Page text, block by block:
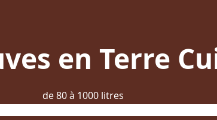
en Terre
de 80 à 1000 litres